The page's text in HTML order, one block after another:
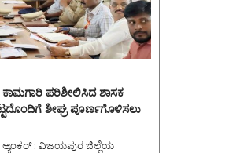
ಪರಿಶೀಲಿಸಿದ ಶಾಸಕ
ಶೀಘ್ರ ಪೂರ್ಣಗೊಳಿಸಲು